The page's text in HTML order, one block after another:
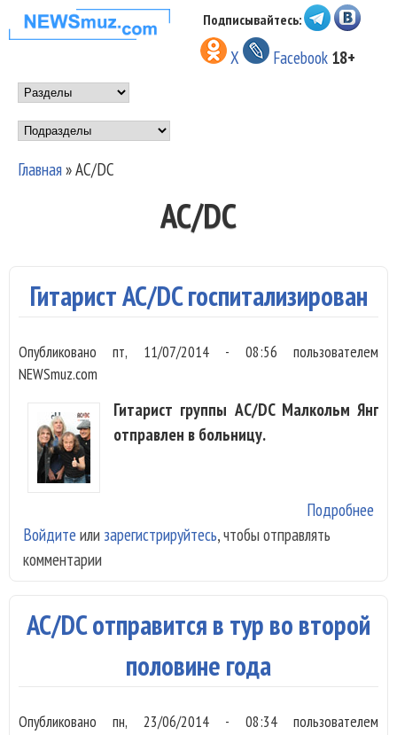
Перейти к основному
содержанию
НОВОСТИ
МУЗЫКИ И
ШОУ БИЗНЕСА
NEWSMUZ.COM
Подписывайтесь:
X Facebook 18+
Main menu
Подразделы
Вы здесь
Главная»AC/DC
AC/DC
Гитарист AC/DC госпитализирован
Опубликованопт, 11/07/2014 - 08:56 пользователем
NEWSmuz.com
Гитарист группы AC/DC Малкольм Янг
отправлен в больницу.
Подробнее
Войдите или зарегистрируйтесь, чтобы отправлять
комментарии
AC/DC отправится в тур во второй
половине года
Опубликованопн, 23/06/2014 - 08:34пользователем